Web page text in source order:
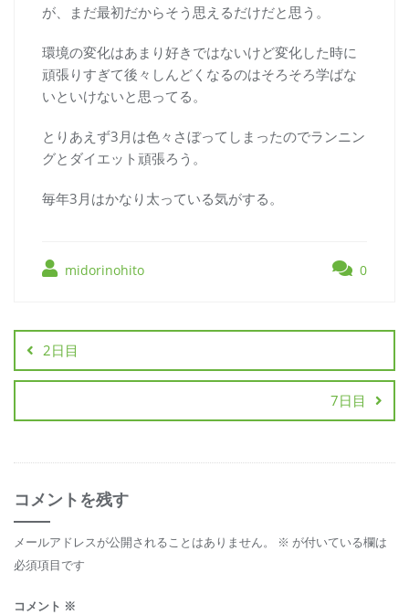
が、まだ最初だからそう思えるだけだと思う。
環境の変化はあまり好きではないけど変化した時に
頑張りすぎて後々しんどくなるのはそろそろ学ばな
いといけないと思ってる。
とりあえず3月は色々さぼってしまったのでランニン
グとダイエット頑張ろう。
毎年3月はかなり太っている気がする。
midorinohito 0
2日目
7日目
コメントを残す
メールアドレスが公開されることはありません。 ※ が付いている欄は
必須項目です
コメント ※